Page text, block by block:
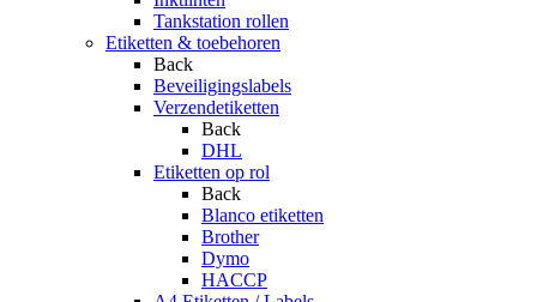
Tankstation rollen
Etiketten & toebehoren
Back
Beveiligingslabels
Verzendetiketten
Back
DHL
Etiketten op rol
Back
Blanco etiketten
Brother
Dymo
HACCP